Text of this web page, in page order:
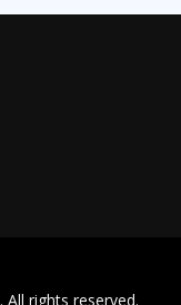
. All rights reserved.